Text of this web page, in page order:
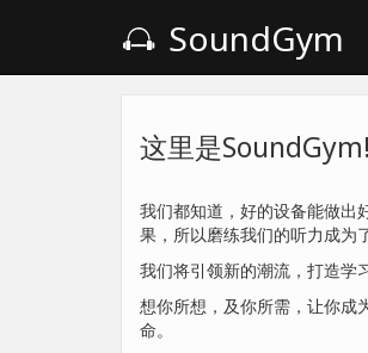
SoundGym
这里是SoundGym!
我们都知道，好的设备能做出
果，所以磨练我们的听力成为
我们将引领新的潮流，打造学
想你所想，及你所需，让你
命。